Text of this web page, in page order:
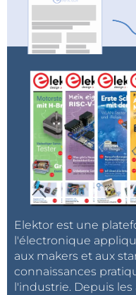
Elektor est une
l'électronique
aux makers et aux
connaissances
l'industrie. Depuis